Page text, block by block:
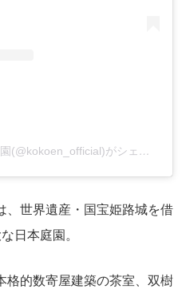
姫路城西御屋敷跡庭園 好古園(@kokoen_official)がシェアした投稿
、世界遺産・国宝姫路城を借
日本庭園。
格的数寄屋建築の茶室、双樹